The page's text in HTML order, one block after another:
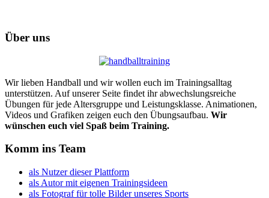
Über uns
Wir lieben Handball und wir wollen euch im Trainingsalltag
unterstützen. Auf unserer Seite findet ihr abwechslungsreiche
Übungen für jede Altersgruppe und Leistungsklasse. Animationen,
Videos und Grafiken zeigen euch den Übungsaufbau. Wir
wünschen euch viel Spaß beim Training.
Komm ins Team
als Nutzer dieser Plattform
als Autor mit eigenen Trainingsideen
als Fotograf für tolle Bilder unseres Sports